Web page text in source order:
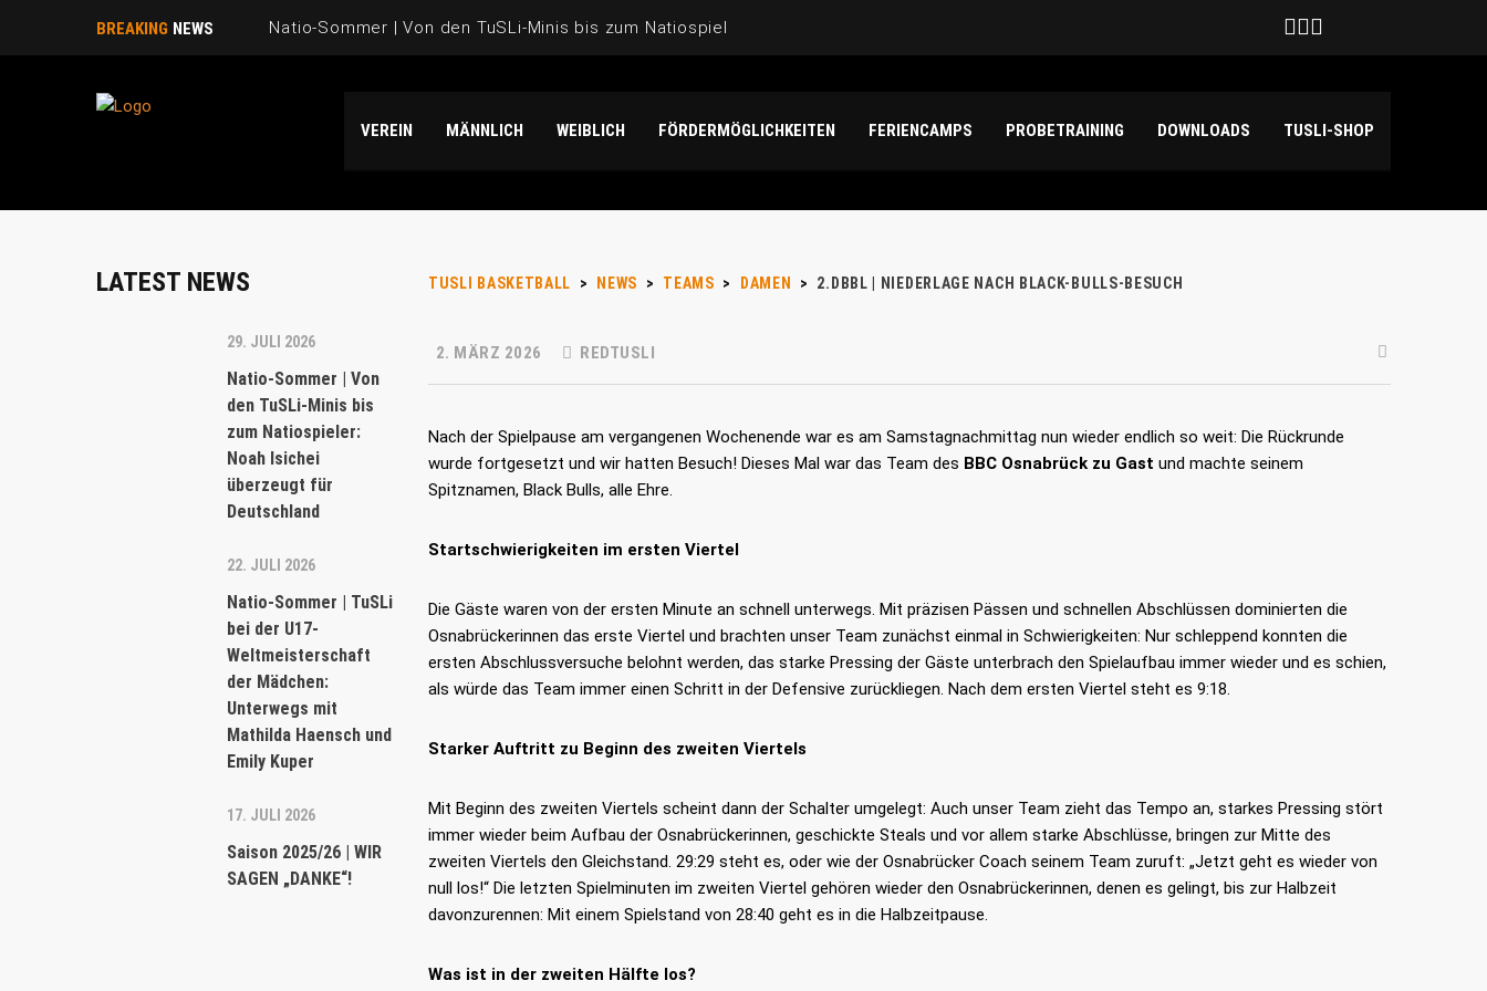
BREAKING NEWS Natio-Sommer | Von den TuSLi-Minis bis zum Natiospieler: Noah Isichei überzeugt für Deutschland
Saison 2025/26 | WIR SAGEN „DANKE“!
VEREIN MÄNNLICH WEIBLICH FÖRDERMÖGLICHKEITEN FERIENCAMPS PROBETRAINING DOWNLOADS TUSLI-SHOP
TUSLI BASKETBALL > NEWS > TEAMS > DAMEN > 2.DBBL | NIEDERLAGE NACH BLACK-BULLS-BESUCH
2. MÄRZ 2026 REDTUSLI
Nach der Spielpause am vergangenen Wochenende war es am Samstagnachmittag nun wieder endlich so weit: Die Rückrunde
wurde fortgesetzt und wir hatten Besuch! Dieses Mal war das Team des BBC Osnabrück zu Gast und machte seinem
Spitznamen, Black Bulls, alle Ehre.
Startschwierigkeiten im ersten Viertel
Die Gäste waren von der ersten Minute an schnell unterwegs. Mit präzisen Pässen und schnellen Abschlüssen dominierten die
Osnabrückerinnen das erste Viertel und brachten unser Team zunächst einmal in Schwierigkeiten: Nur schleppend konnten die
ersten Abschlussversuche belohnt werden, das starke Pressing der Gäste unterbrach den Spielaufbau immer wieder und es schien,
als würde das Team immer einen Schritt in der Defensive zurückliegen. Nach dem ersten Viertel steht es 9:18.
Starker Auftritt zu Beginn des zweiten Viertels
Mit Beginn des zweiten Viertels scheint dann der Schalter umgelegt: Auch unser Team zieht das Tempo an, starkes Pressing stört
immer wieder beim Aufbau der Osnabrückerinnen, geschickte Steals und vor allem starke Abschlüsse, bringen zur Mitte des
zweiten Viertels den Gleichstand. 29:29 steht es, oder wie der Osnabrücker Coach seinem Team zuruft: „Jetzt geht es wieder von
null los!“ Die letzten Spielminuten im zweiten Viertel gehören wieder den Osnabrückerinnen, denen es gelingt, bis zur Halbzeit
davonzurennen: Mit einem Spielstand von 28:40 geht es in die Halbzeitpause.
Was ist in der zweiten Hälfte los?
LATEST NEWS
29. JULI 2026
Natio-Sommer | Von
den TuSLi-Minis bis
zum Natiospieler:
Noah Isichei
überzeugt für
Deutschland
22. JULI 2026
Natio-Sommer | TuSLi
bei der U17-
Weltmeisterschaft
der Mädchen:
Unterwegs mit
Mathilda Haensch und
Emily Kuper
17. JULI 2026
Saison 2025/26 | WIR
SAGEN „DANKE“!